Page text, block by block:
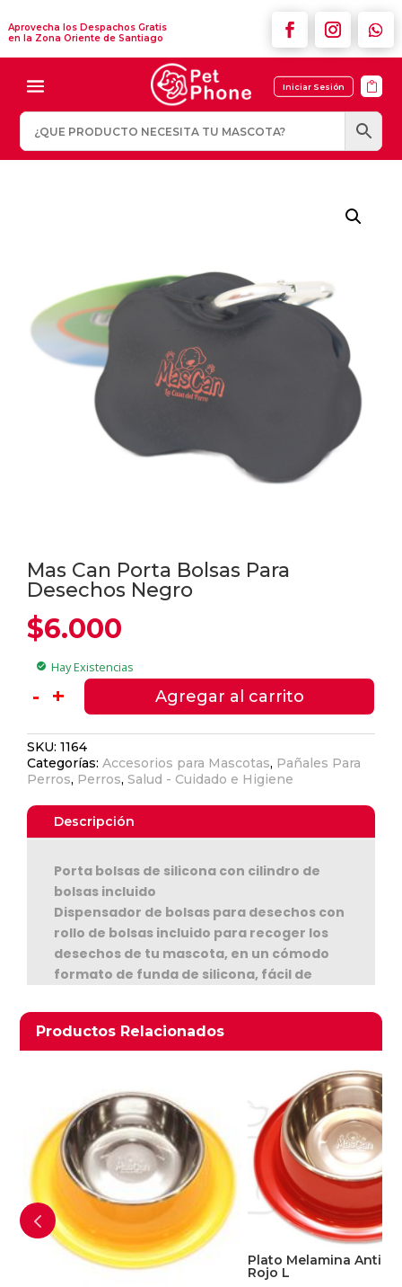
Aprovecha los Despachos Gratis
en la Zona Oriente de Santiago
Iniciar Sesión 
Ver Carrito
Mas Can Porta Bolsas Para
Desechos Negro
$6.000
check_circle Hay Existencias
-
Bolsas
Para
Desechos
Negro
cantidad
+ Agregar al carrito
SKU:1164
Categorías:Accesorios para Mascotas, Pañales Para
Perros, Perros,Salud - Cuidado e Higiene
Descripción
Porta bolsas de silicona con cilindro de
bolsas incluido
Dispensador de bolsas para desechos con
rollo de bolsas incluido para recoger los
desechos de tu mascota, en un cómodo
formato de funda de silicona, fácil de
Productos Relacionados
Productos relacionados
Plato Melamina Anti
Rojo L